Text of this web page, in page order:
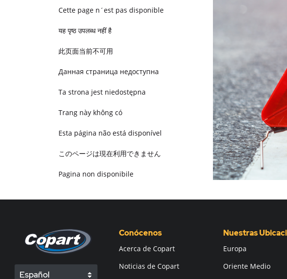
Cette page n´est pas disponible
यह पृष्ठ उपलब्ध नहीं है
此页面当前不可用
Данная страница недоступна
Ta strona jest niedostępna
Trang này không có
Esta página não está disponível
このページは現在利用できません
Pagina non disponibile
Español
Conócenos
Acerca de Copart
Noticias de Copart
Nuestras
Europa
Oriente Medio